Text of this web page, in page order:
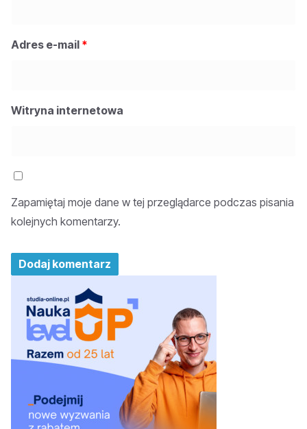
Adres e-mail *
Witryna internetowa
Zapamiętaj moje dane w tej przeglądarce podczas pisania
kolejnych komentarzy.